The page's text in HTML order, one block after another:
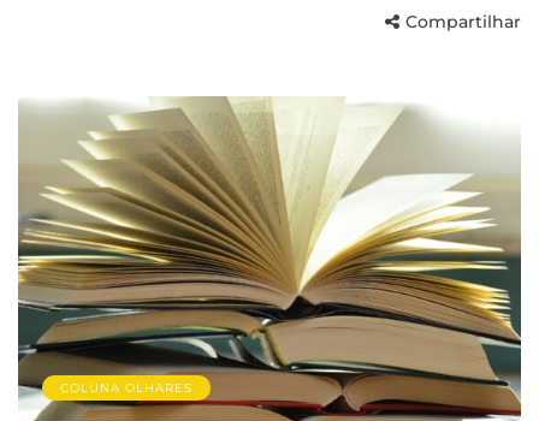
Compartilhar
COLUNA OLHARES